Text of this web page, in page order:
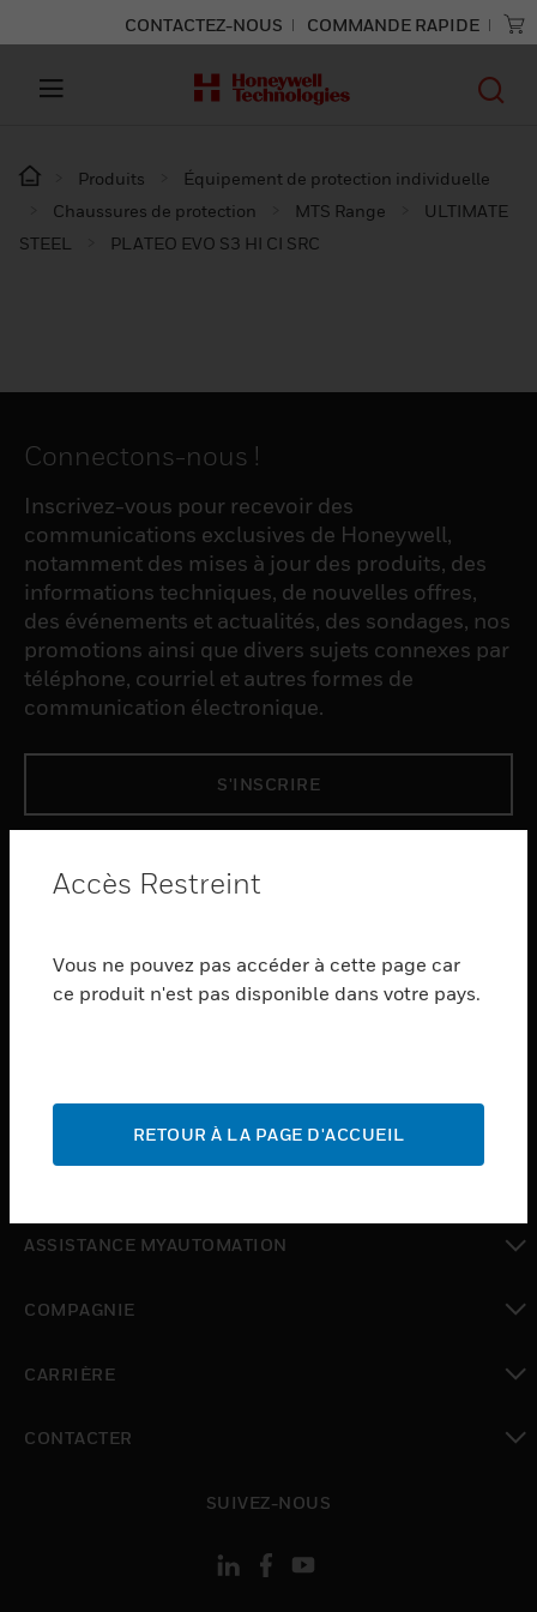
CONTACTEZ-NOUS COMMANDE RAPIDE
Produits
Équipement de protection individuelle
Chaussures de protection
MTS Range
ULTIMATE
STEEL
PLATEO EVO S3 HI CI SRC
Connectons-nous !
Inscrivez-vous pour recevoir des
communications exclusives de Honeywell,
notamment des mises à jour des produits, des
informations techniques, de nouvelles offres,
des événements et actualités, des sondages, nos
promotions ainsi que divers sujets connexes par
téléphone, courriel et autres formes de
communication électronique.
S'INSCRIRE
toggle view
SERVICES
toggle view
toggle view
toggle view
ASSISTANCE MYAUTOMATION
COMPAGNIE
CARRIÈRE
CONTACTER
SUIVEZ-NOUS
Accès Restreint
Vous ne pouvez pas accéder à cette page car
ce produit n'est pas disponible dans votre pays.
RETOUR À LA PAGE D'ACCUEIL